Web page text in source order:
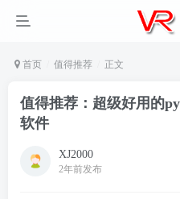
首页 值得推荐 正文
值得推荐：超级好用的
软件
XJ2000
2年前发布